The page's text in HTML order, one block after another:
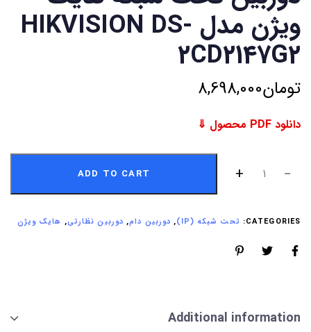
ویژن مدل HIKVISION DS-
2CD2147G2
تومان8,698,000
دانلود PDF محصول ⇓
ADD TO CART
CATEGORIES: تحت شبکه (IP) , دوربین دام, دوربین نظارتی, هایک ویژن
Additional information